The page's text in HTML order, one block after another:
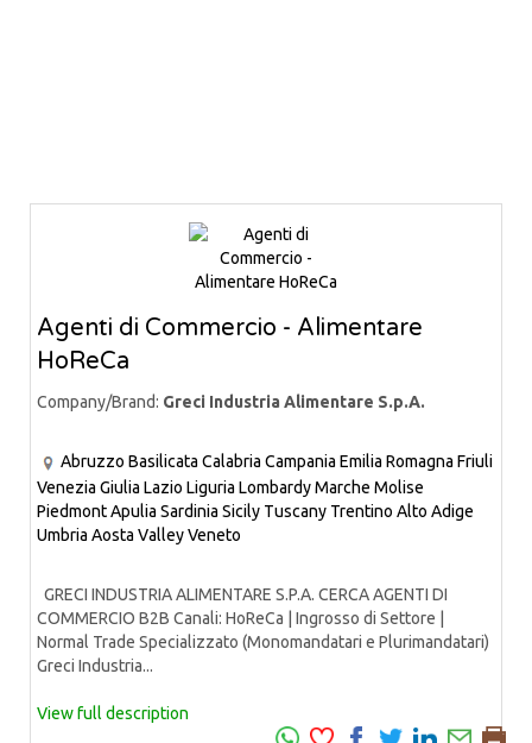
Agenti di Commercio - Alimentare
HoReCa
Company/Brand: Greci Industria Alimentare S.p.A.
Abruzzo Basilicata Calabria Campania Emilia Romagna Friuli
Venezia Giulia Lazio Liguria LombardyMarche Molise
PiedmontApulia Sardinia Sicily Tuscany Trentino Alto Adige
Umbria Aosta ValleyVeneto
GRECI INDUSTRIA ALIMENTARE S.P.A. CERCA AGENTI DI
COMMERCIO B2B Canali: HoReCa | Ingrosso di Settore |
Normal Trade Specializzato (Monomandatari e Plurimandatari)
Greci Industria...
View full description